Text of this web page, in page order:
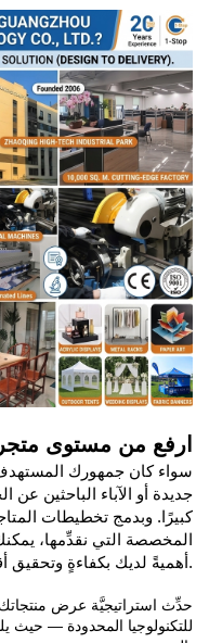
ارفع من مستوى
سواء كان جمهورك المستهدف
جديدة أو الآباء الباحثين عن
كبيرًا. وبدمج تخطيطات
المخصصة التي نقدِّمها، يمكنك
حدِّث استراتيجيَّة عرض منتجاتك
للتكنولوجيا المحدودة — حيث